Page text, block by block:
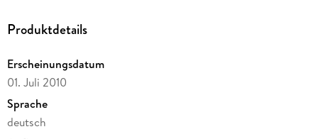
4. Genaue Problem- und Zielbestimmung
(Veränderungsarbeit 1. Ordnung)
6. Ankern
(Problemlösungen 2. Ordnung)
Inhaltliches Reframing
Produktdetails
Erscheinungsdatum
01. Juli 2010
Sprache
deutsch